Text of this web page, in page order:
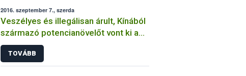
2016. szeptember 7., szerda
Veszélyes és illegálisan árult, Kínából
származó potencianövelőt vont ki a
forgalomból a NÉBIH
TOVÁBB